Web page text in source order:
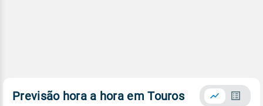
Previsão hora a hora em Touros